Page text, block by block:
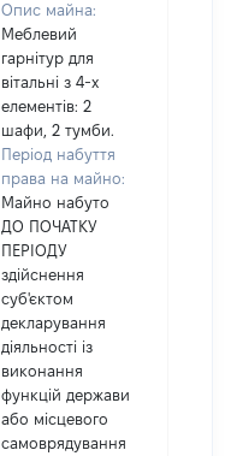
Опис майна:
Меблевий
гарнітур для
вітальні з 4-х
елементів: 2
шафи, 2 тумби.
Період набуття
права на майно:
Майно набуто
ДО ПОЧАТКУ
ПЕРІОДУ
здійснення
суб'єктом
декларування
діяльності із
виконання
функцій держави
або місцевого
самоврядування